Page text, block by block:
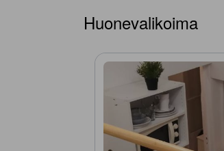
Huonevalikoima